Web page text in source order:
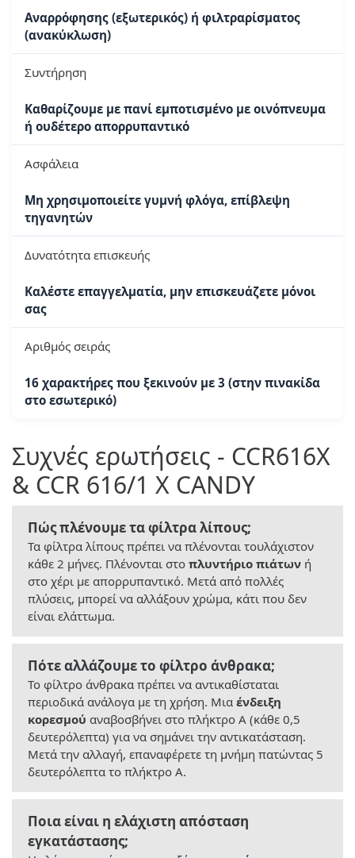
Αναρρόφησης (εξωτερικός) ή φιλτραρίσματος
(ανακύκλωση)
Συντήρηση
Καθαρίζουμε με πανί εμποτισμένο με οινόπνευμα
ή ουδέτερο απορρυπαντικό
Ασφάλεια
Μη χρησιμοποιείτε γυμνή φλόγα, επίβλεψη
τηγανητών
Δυνατότητα επισκευής
Καλέστε επαγγελματία, μην επισκευάζετε μόνοι
σας
Αριθμός σειράς
16 χαρακτήρες που ξεκινούν με 3 (στην πινακίδα
στο εσωτερικό)
Συχνές ερωτήσεις - CCR616X
& CCR 616/1 X CANDY
Πώς πλένουμε τα φίλτρα λίπους;
Τα φίλτρα λίπους πρέπει να πλένονται τουλάχιστον
κάθε 2 μήνες. Πλένονται στο πλυντήριο πιάτων ή
στο χέρι με απορρυπαντικό. Μετά από πολλές
πλύσεις, μπορεί να αλλάξουν χρώμα, κάτι που δεν
είναι ελάττωμα.
Πότε αλλάζουμε το φίλτρο άνθρακα;
Το φίλτρο άνθρακα πρέπει να αντικαθίσταται
περιοδικά ανάλογα με τη χρήση. Μια ένδειξη
κορεσμού αναβοσβήνει στο πλήκτρο Α (κάθε 0,5
δευτερόλεπτα) για να σημάνει την αντικατάσταση.
Μετά την αλλαγή, επαναφέρετε τη μνήμη πατώντας 5
δευτερόλεπτα το πλήκτρο Α.
Ποια είναι η ελάχιστη απόσταση
εγκατάστασης;